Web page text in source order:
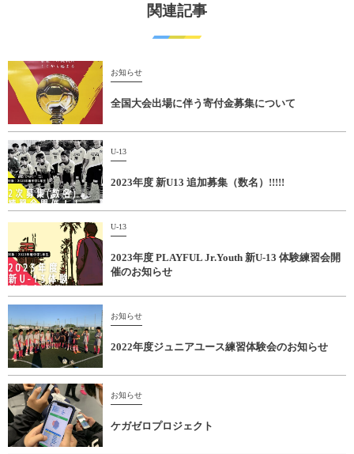
関連記事
お知らせ
全国大会出場に伴う寄付金募集について
U-13
2023年度 新U13 追加募集（数名）!!!!!
U-13
2023年度 PLAYFUL Jr.Youth 新U-13 体験練習会開
催のお知らせ
お知らせ
2022年度ジュニアユース練習体験会のお知らせ
お知らせ
ケガゼロプロジェクト